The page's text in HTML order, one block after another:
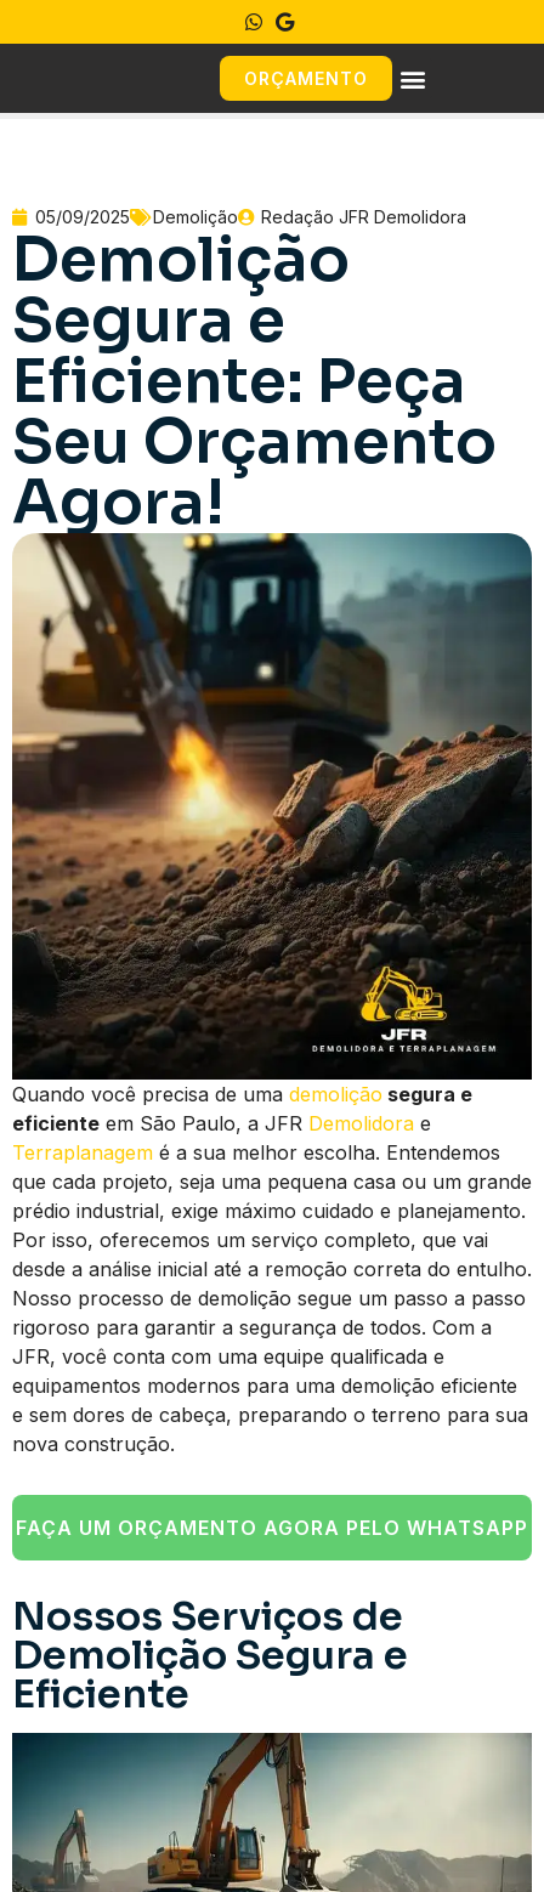
ORÇAMENTO
05/09/2025 Demolição Redação JFR Demolidora
Demolição
Segura e
Eficiente: Peça
Seu Orçamento
Agora!
Quando você precisa de uma demolição segura e
eficiente em São Paulo, a JFR Demolidora e
Terraplanagem é a sua melhor escolha. Entendemos
que cada projeto, seja uma pequena casa ou um grande
prédio industrial, exige máximo cuidado e planejamento.
Por isso, oferecemos um serviço completo, que vai
desde a análise inicial até a remoção correta do entulho.
Nosso processo de demolição segue um passo a passo
rigoroso para garantir a segurança de todos. Com a
JFR, você conta com uma equipe qualificada e
equipamentos modernos para uma demolição eficiente
e sem dores de cabeça, preparando o terreno para sua
nova construção.
FAÇA UM ORÇAMENTO AGORA PELO WHATSAPP
Nossos Serviços de
Demolição Segura e
Eficiente